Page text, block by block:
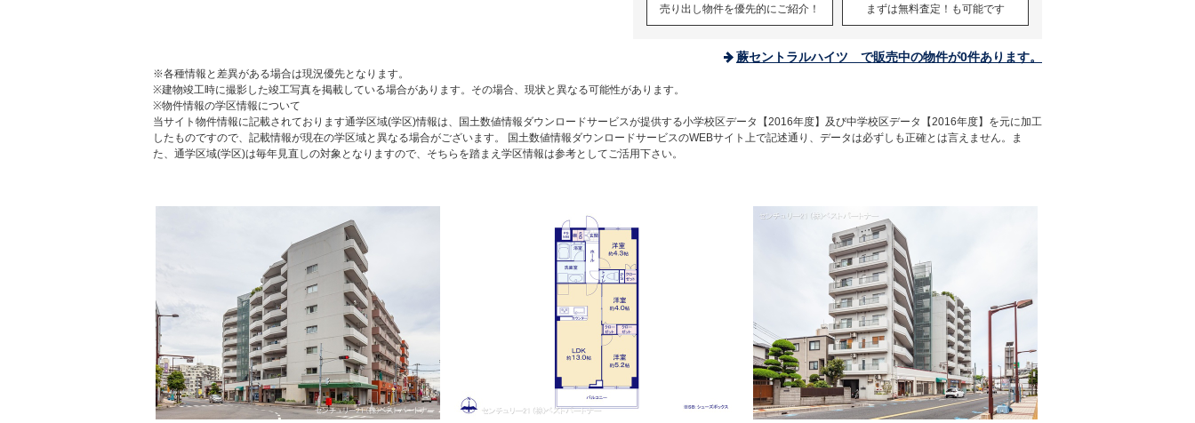
売り出し物件を優先的にご紹介！ まずは無料査定！も可能です
蕨セントラルハイツ で販売中の物件が0件あります。
※各種情報と差異がある場合は現況優先となります。
※建物竣工時に撮影した竣工写真を掲載している場合があります。その場合、現状と異なる可能性があります。
※物件情報の学区情報について
当サイト物件情報に記載されております通学区域(学区)情報は、国土数値情報ダウンロードサービスが提供する小学校区データ【2016年度】及び中学校区データ【2016年度】を元に加工
したものですので、記載情報が現在の学区域と異なる場合がございます。 国土数値情報ダウンロードサービスのWEBサイト上で記述通り、データは必ずしも正確とは言えません。ま
た、通学区域(学区)は毎年見直しの対象となりますので、そちらを踏まえ学区情報は参考としてご活用下さい。